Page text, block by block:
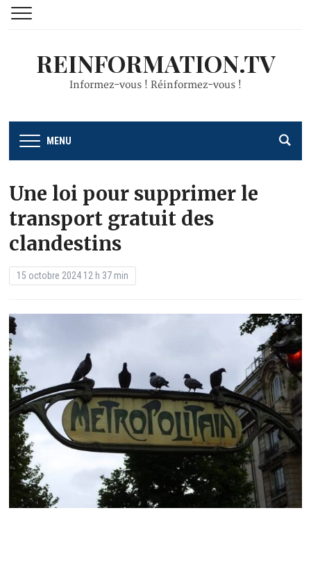
REINFORMATION.TV
Informez-vous ! Réinformez-vous !
MENU
Une loi pour supprimer le
transport gratuit des
clandestins
15 octobre 2024 12 h 37 min